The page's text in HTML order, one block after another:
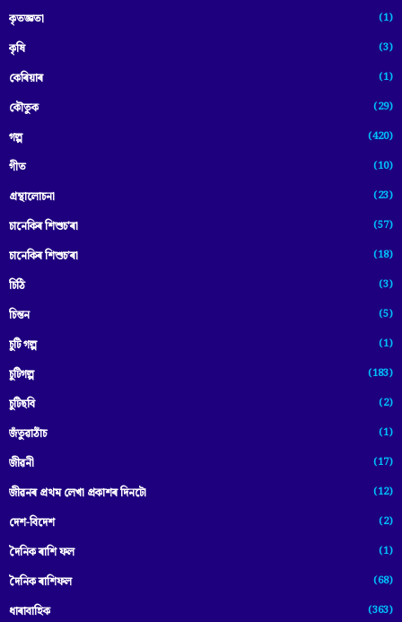
কৃতজ্ঞতা (1)
কৃষি (3)
কেৰিয়াৰ (1)
কৌতুক (29)
গল্প (420)
গীত (10)
গ্ৰন্থালোচনা (23)
চানেকিৰ শিশুচ'ৰা (57)
চানেকিৰ শিশুচ’ৰা (18)
চিঠি (3)
চিন্তন (5)
চুটি গল্প (1)
চুটিগল্প (183)
চুটিছবি (2)
জঁতুৱাঠাঁচ (1)
জীৱনী (17)
জীৱনৰ প্ৰথম লেখা প্ৰকাশৰ দিনটো (12)
দেশ-বিদেশ (2)
দৈনিক ৰাশি ফল (1)
দৈনিক ৰাশিফল (68)
ধাৰাবাহিক (363)